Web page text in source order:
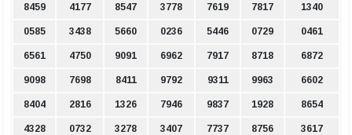
8459 4177 8547 3778 7619 7817 1340
0585 3438 5660 0236 5446 0729 0461
6561 4750 9091 6962 7917 8718 6872
9098 7698 8411 9792 9311 9963 6602
8404 2816 1326 7946 9837 1928 8654
4328 0732 3278 3407 7737 8756 3617